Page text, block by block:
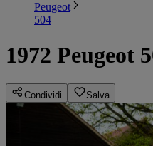
Peugeot
504
1972 Peugeot
Condividi Salva